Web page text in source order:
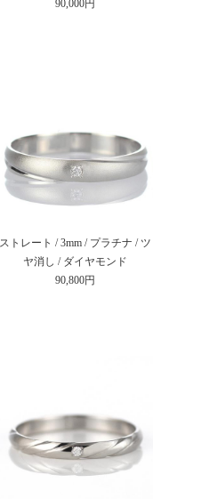
ストレート / 3mm / プラチナ / ツ
ヤ消し / ダイヤモンド
90,800円
90,000円